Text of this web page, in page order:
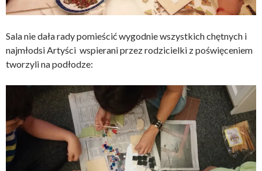
Sala nie dała rady pomieścić wygodnie wszystkich chętnych i
najmłodsi Artyści wspierani przez rodzicielki z poświęceniem
tworzyli na podłodze: